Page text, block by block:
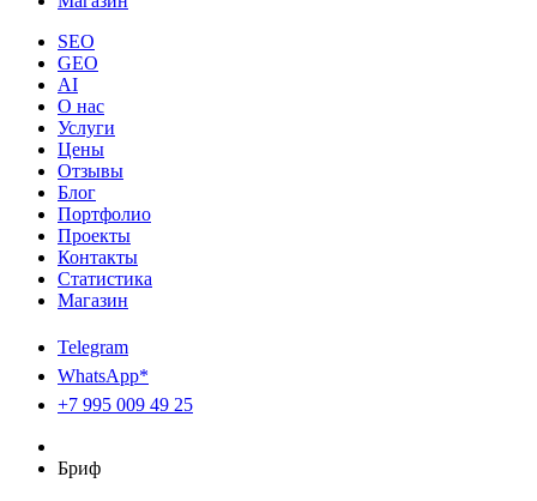
SEO
GEO
AI
О нас
Услуги
Цены
Отзывы
Блог
Портфолио
Проекты
Контакты
Статистика
Магазин
Telegram
WhatsApp*
+7 995 009 49 25
Бриф